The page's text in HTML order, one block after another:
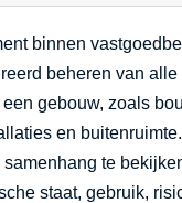
binnen
beheren van alle
gebouw, zoals
en
te
staat, gebruik,